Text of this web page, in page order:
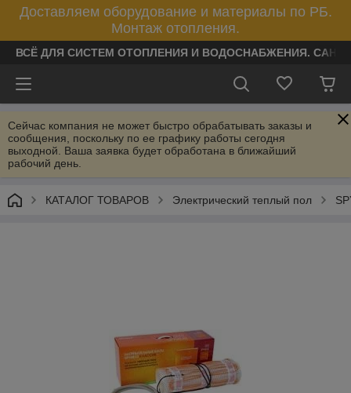
Доставляем оборудование и материалы по РБ.
Монтаж отопления.
ВСЁ ДЛЯ СИСТЕМ ОТОПЛЕНИЯ И ВОДОСНАБЖЕНИЯ.
Сейчас компания не может быстро обрабатывать заказы и
сообщения, поскольку по ее графику работы сегодня
выходной. Ваша заявка будет обработана в ближайший
рабочий день.
КАТАЛОГ ТОВАРОВ Электрический теплый пол